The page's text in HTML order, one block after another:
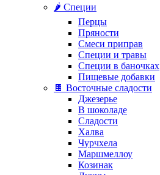
🌶️ Специи
Перцы
Пряности
Смеси приправ
Специи и травы
Специи в баночках
Пищевые добавки
🍫 Восточные сладости
Джезерье
В шоколаде
Сладости
Халва
Чурчхела
Маршмеллоу
Козинак